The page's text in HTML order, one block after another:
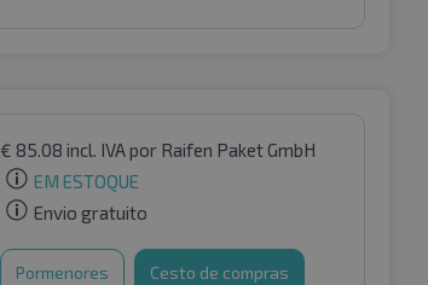
€ 85.08 incl. IVApor Raifen Paket GmbH
EM ESTOQUE
Envio gratuito
Pormenores Cesto de compras